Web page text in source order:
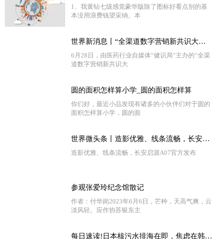
1、我黄钻七级感觉豪华版除了图标好看点别的基
本没用浪费钱望采纳。本
世界新消息丨“全渠道数字营销新共识大会”召开 医药界各方共议数字化营销之道
6月28日，由医药行业自媒体“健识局”主办的“全渠
道数字营销新共识大
圆的面积怎样算小学_圆的面积怎样算
你们好，最近小品发现有诸多的小伙伴们对于圆的
面积怎样算小学，圆的面
世界微头条丨造影优雅、线条流畅，长安启源A07官方发布
造影优雅、线条流畅，长安启源A07官方发布
参观张爱玲纪念馆散记
作者：付华岗2023年6月6日，芒种，天高气爽，云
淡风轻。应作协苏银东主
每日速读!日本核污水排海在即，焦虑在韩国蔓延……